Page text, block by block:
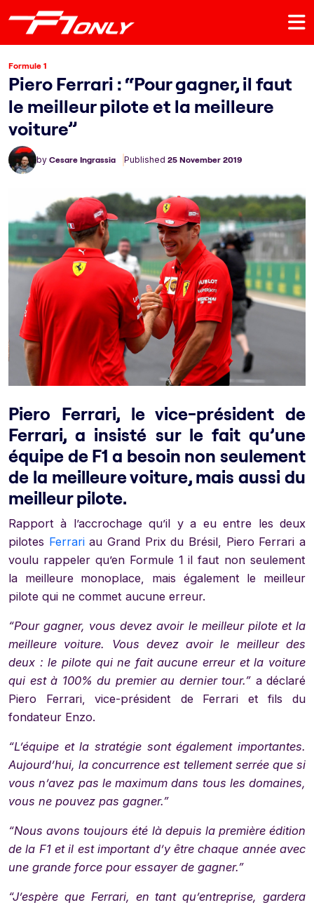
Formule 1
Piero Ferrari : “Pour gagner, il faut
le meilleur pilote et la meilleure
voiture”
by Cesare Ingrassia Published 25 November 2019
Piero Ferrari, le vice-président de
Ferrari, a insisté sur le fait qu’une
équipe de F1 a besoin non seulement
de la meilleure voiture, mais aussi du
meilleur pilote.
Rapport à l’accrochage qu’il y a eu entre les deux
pilotes Ferrariau Grand Prix du Brésil, Piero Ferrari a
voulu rappeler qu’en Formule 1 il faut non seulement
la meilleure monoplace, mais également le meilleur
pilote qui ne commet aucune erreur.
“Pour gagner, vous devez avoir le meilleur pilote et la
meilleure voiture. Vous devez avoir le meilleur des
deux : le pilote qui ne fait aucune erreur et la voiture
qui est à 100% du premier au dernier tour.” a déclaré
Piero Ferrari, vice-président de Ferrari et fils du
fondateur Enzo.
“L’équipe et la stratégie sont également importantes.
Aujourd’hui, la concurrence est tellement serrée que si
vous n’avez pas le maximum dans tous les domaines,
vous ne pouvez pas gagner.”
“Nous avons toujours été là depuis la première édition
de la F1 et il est important d’y être chaque année avec
une grande force pour essayer de gagner.”
“J’espère que Ferrari, en tant qu’entreprise, gardera